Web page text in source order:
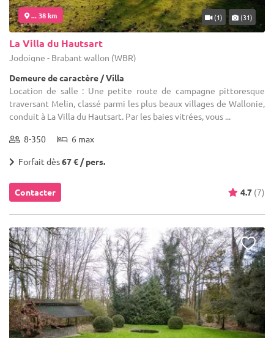
... 38 km (1) (31)
La Villa du Hautsart
Jodoigne - Brabant wallon (WBR)
Demeure de caractère / Villa
Location de salle : Une petite route de campagne pittoresque
traversant Melin, classé parmi les plus beaux villages de Wallonie,
conduit à La Villa du Hautsart. Par les baies vitrées, vous ...
8-350 6 max
Forfait dès67 € / pers.
Contacter 4.7 (7)